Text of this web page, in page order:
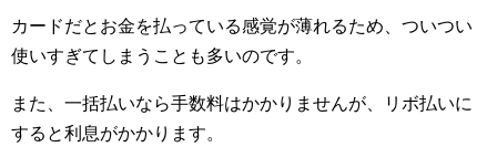
カードだとお金を払っている感覚が薄れるため、ついつい
使いすぎてしまうことも多いのです。
また、一括払いなら手数料はかかりませんが、リボ払いに
すると利息がかかります。